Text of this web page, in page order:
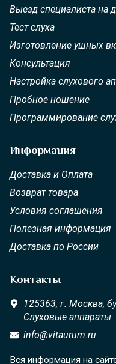
Выезд специалиста на
Тест слуха
Изготовление ушных
Консультация
Настройка слухового
Пробное ношение
Программирование
Информация
Доставка и Оплата
Возврат товара
Условия соглашения
Полезная информация
Доставка по России
Контакты
125363, г. Москва,
Слуховые аппараты
info@vitaurum.ru
Вся информация на